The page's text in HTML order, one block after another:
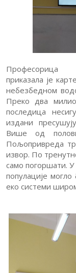
Професорица
приказала је
небезбедном
Преко два
последица
издани
Више од
Пољопривреда
извор. По
само погоршати.
популације
еко системи